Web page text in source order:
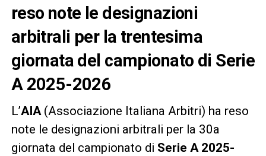
reso note le designazioni
arbitrali per la trentesima
giornata del campionato di Serie
A 2025-2026
L’AIA(Associazione Italiana Arbitri) ha reso
note le designazioni arbitrali per la 30a
giornata del campionato di Serie A 2025-